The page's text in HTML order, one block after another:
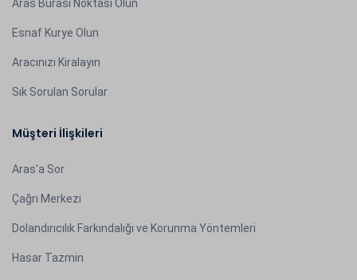
Aras Burası Noktası Olun
Esnaf Kurye Olun
Aracınızı Kiralayın
Sık Sorulan Sorular
Müşteri İlişkileri
Aras'a Sor
Çağrı Merkezi
Dolandırıcılık Farkındalığı ve Korunma Yöntemleri
Hasar Tazmin